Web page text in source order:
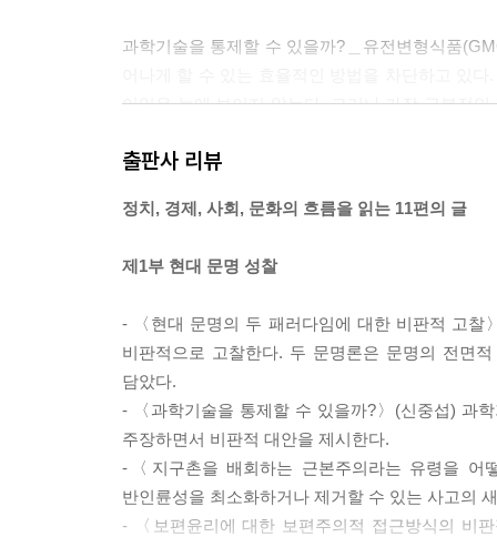
과학기술을 통제할 수 있을까?＿유전변형식품
이익은 눈에 보이지 않는다. 그러나 가장 근본적
--- p.84
지구촌을 배회하는 근본주의라는 유령을 어떻게
건을 충족시킬 수 있는 대안으로 여겨진다. 따라
--- p.106
보편윤리에 대한 보편주의적 접근방식의 비판적
세계에 대한 실천적 비전-예컨대 지구적 규모의
비전의 실현을 뒷받침하는 보편적 덕목이나 가치
할 핵심적 덕목이나 가치나 원칙이 존재한다는 것
--- p.115
출판사 리뷰
정치, 경제, 사회, 문화의 흐름을 읽는 11편의 글
제1부 현대 문명 성찰
- 〈현대 문명의 두 패러다임에 대한 비판적 고찰
비판적으로 고찰한다. 두 문명론은 문명의 전면
담았다.
- 〈과학기술을 통제할 수 있을까?〉(신중섭) 과
주장하면서 비판적 대안을 제시한다.
-〈지구촌을 배회하는 근본주의라는 유령을 어
반인륜성을 최소화하거나 제거할 수 있는 사고의
- 〈보편윤리에 대한 보편주의적 접근방식의 비